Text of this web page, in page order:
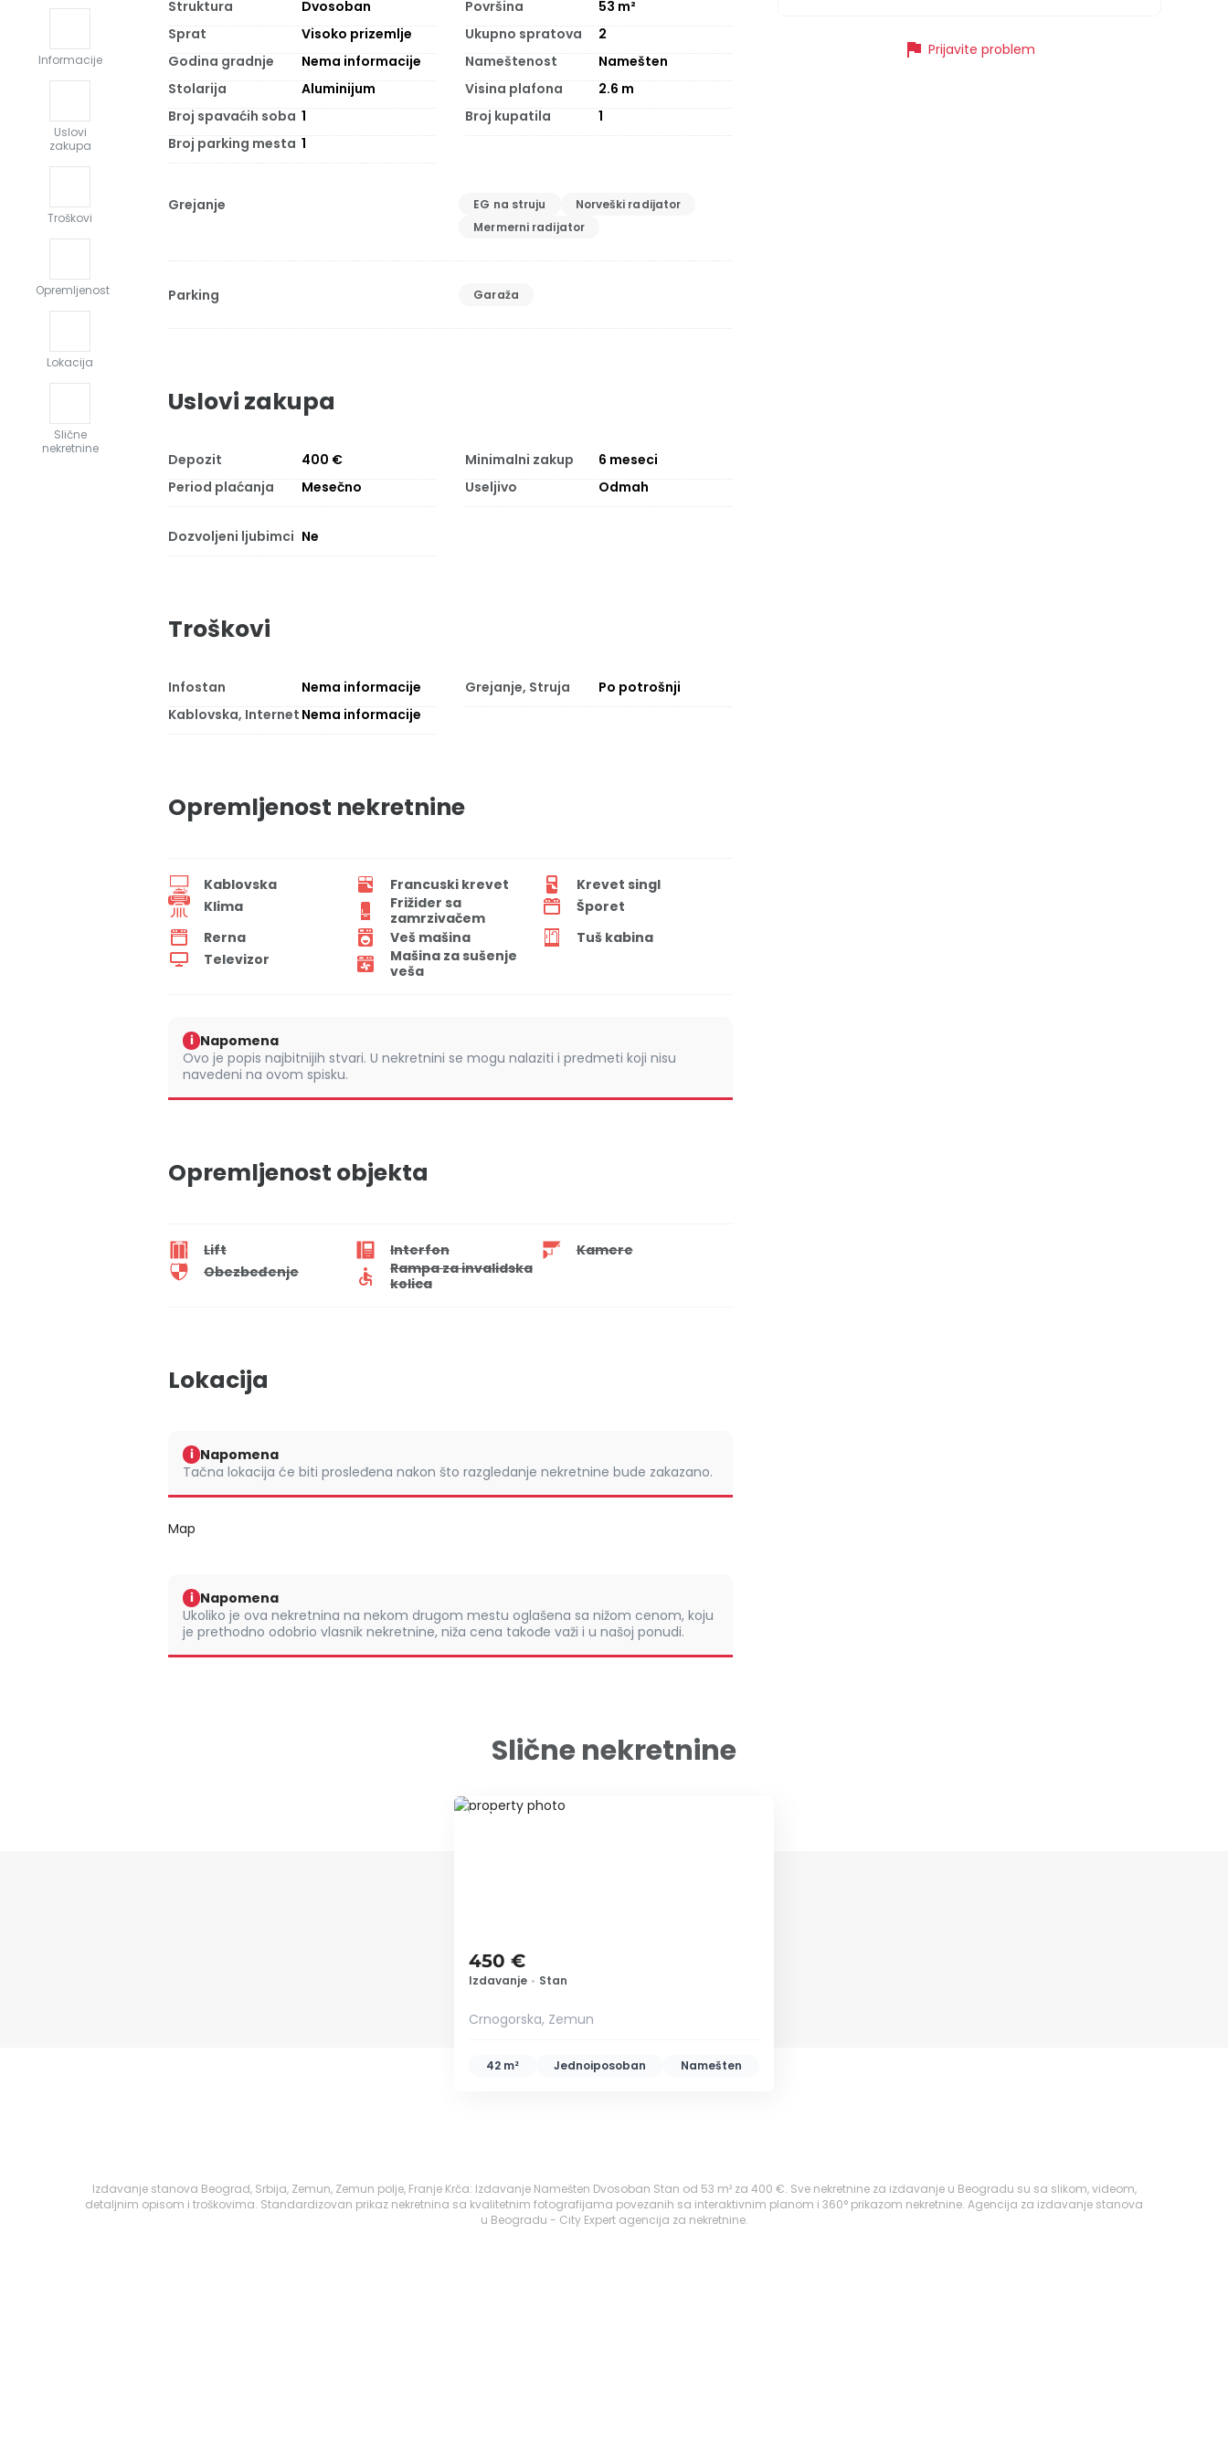
Informacije
Uslovi
zakupa
Troškovi
Opremljenost
Lokacija
Slične
nekretnine
Struktura Dvosoban Površina 53 m²
Sprat
Visoko prizemlje Ukupno spratova
2
Godina gradnje
Nema informacije Nameštenost
Namešten
Stolarija
Aluminijum Visina plafona 2.6 m
Broj spavaćih soba 1 Broj kupatila
1
Broj parking mesta 1
Grejanje EG na struju
Norveški radijator
Mermerni radijator
Parking Garaža
Uslovi zakupa
Depozit 400 € Minimalni zakup 6 meseci
Period plaćanja
Mesečno Useljivo Odmah
Dozvoljeni ljubimci Ne
Troškovi
Infostan Nema informacije Grejanje, Struja
Po potrošnji
Kablovska, Internet Nema informacije
Opremljenost nekretnine
Kablovska Francuski krevet
Krevet singl
Klima
Frižider sa
zamrzivačem
Šporet
Rerna
Veš mašina
Tuš kabina
Televizor
Mašina za sušenje
veša
i Napomena
Ovo je popis najbitnijih stvari. U nekretnini se mogu nalaziti i predmeti koji nisu
navedeni na ovom spisku.
Opremljenost objekta
Lift Interfon
Kamere
Obezbeđenje
Rampa za invalidska
kolica
Lokacija
i Napomena
Tačna lokacija će biti prosleđena nakon što razgledanje nekretnine bude zakazano.
Map
i Napomena
Ukoliko je ova nekretnina na nekom drugom mestu oglašena sa nižom cenom, koju
je prethodno odobrio vlasnik nekretnine, niža cena takođe važi i u našoj ponudi.
flag Prijavite problem
Slične nekretnine
ID 79649
450 €
Izdavanje • Stan
Crnogorska, Zemun
42 m² Jednoiposoban Namešten
Izdavanje stanova Beograd, Srbija, Zemun, Zemun polje, Franje Krča: Izdavanje Namešten Dvosoban Stan od 53 m² za 400 €. Sve nekretnine za izdavanje u Beogradu su sa slikom, videom,
detaljnim opisom i troškovima. Standardizovan prikaz nekretnina sa kvalitetnim fotografijama povezanih sa interaktivnim planom i 360° prikazom nekretnine. Agencija za izdavanje stanova
u Beogradu - City Expert agencija za nekretnine.